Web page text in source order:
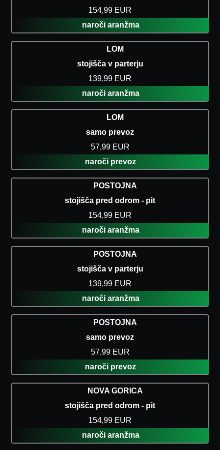
154,99 EUR
naroči aranžma
LOM
stojišča v parterju
139,99 EUR
naroči aranžma
LOM
samo prevoz
57,99 EUR
naroči prevoz
POSTOJNA
stojišča pred odrom - pit
154,99 EUR
naroči aranžma
POSTOJNA
stojišča v parterju
139,99 EUR
naroči aranžma
POSTOJNA
samo prevoz
57,99 EUR
naroči prevoz
NOVA GORICA
stojišča pred odrom - pit
154,99 EUR
naroči aranžma